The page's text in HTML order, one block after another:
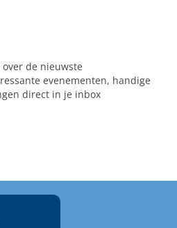
de nieuwste
evenementen, handige
direct in je inbox